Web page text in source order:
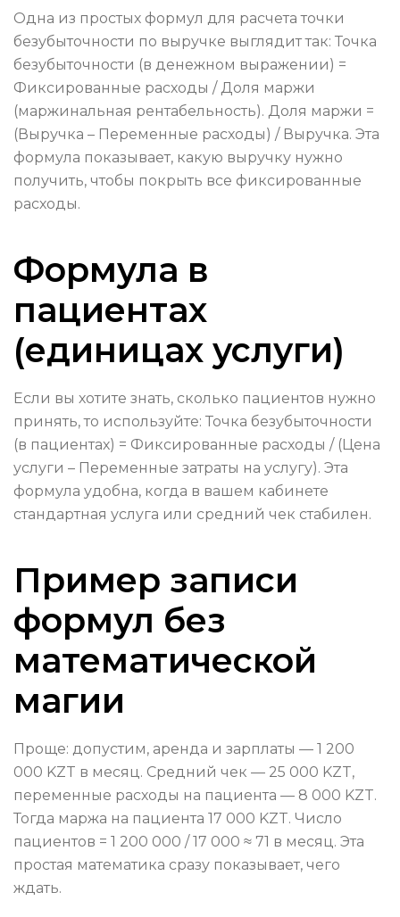
Одна из простых формул для расчета точки
безубыточности по выручке выглядит так: Точка
безубыточности (в денежном выражении) =
Фиксированные расходы / Доля маржи
(маржинальная рентабельность). Доля маржи =
(Выручка – Переменные расходы) / Выручка. Эта
формула показывает, какую выручку нужно
получить, чтобы покрыть все фиксированные
расходы.
Формула в
пациентах
(единицах услуги)
Если вы хотите знать, сколько пациентов нужно
принять, то используйте: Точка безубыточности
(в пациентах) = Фиксированные расходы / (Цена
услуги – Переменные затраты на услугу). Эта
формула удобна, когда в вашем кабинете
стандартная услуга или средний чек стабилен.
Пример записи
формул без
математической
магии
Проще: допустим, аренда и зарплаты — 1 200
000 KZT в месяц. Средний чек — 25 000 KZT,
переменные расходы на пациента — 8 000 KZT.
Тогда маржа на пациента 17 000 KZT. Число
пациентов = 1 200 000 / 17 000 ≈ 71 в месяц. Эта
простая математика сразу показывает, чего
ждать.